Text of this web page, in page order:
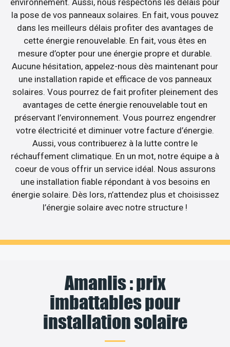
la pose de vos panneaux solaires. En fait, vous pouvez
dans les meilleurs délais profiter des avantages de
cette énergie renouvelable. En fait, vous êtes en
mesure d’opter pour une énergie propre et durable.
Aucune hésitation, appelez-nous dès maintenant pour
une installation rapide et efficace de vos panneaux
solaires. Vous pourrez de fait profiter pleinement des
avantages de cette énergie renouvelable tout en
préservant l’environnement. Vous pourrez engendrer
votre électricité et diminuer votre facture d’énergie.
Aussi, vous contribuerez à la lutte contre le
réchauffement climatique. En un mot, notre équipe a à
coeur de vous offrir un service idéal. Nous assurons
une installation fiable répondant à vos besoins en
énergie solaire. Dès lors, n’attendez plus et choisissez
l’énergie solaire avec notre structure !
Amanlis : prix
imbattables pour
installation solaire